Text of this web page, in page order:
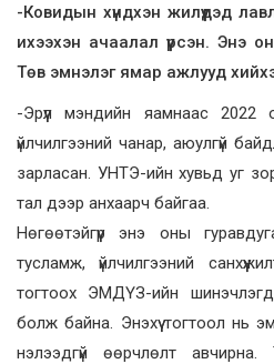
-Ковидын хүндхэн жилүүдэд
ихээхэн ачаалал үүрсэн. Энэ
Төв эмнэлэг ямар ажлууд
-Эрүүл мэндийн яамнаас 2022
үйлчилгээний чанар, аюулгүй
зарласан. УНТЭ-ийн хувьд уг
тал дээр анхаарч байгаа.
Нөгөөтэйгүүр энэ оны
тусламж, үйлчилгээний
тогтоох ЭМДҮЗ-ийн
болж байна. Энэхүү тогтоол нь
нэлээдгүй өөрчлөлт